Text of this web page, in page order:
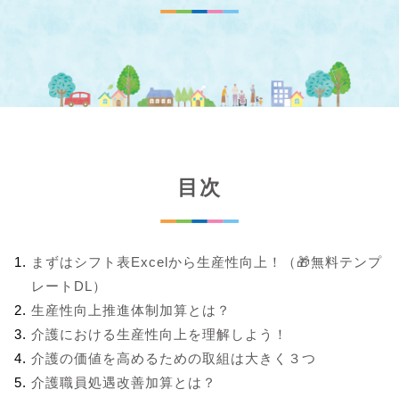
目次
まずはシフト表Excelから生産性向上！（🎁無料テンプ
レートDL）
生産性向上推進体制加算とは？
介護における生産性向上を理解しよう！
介護の価値を高めるための取組は大きく３つ
介護職員処遇改善加算とは？